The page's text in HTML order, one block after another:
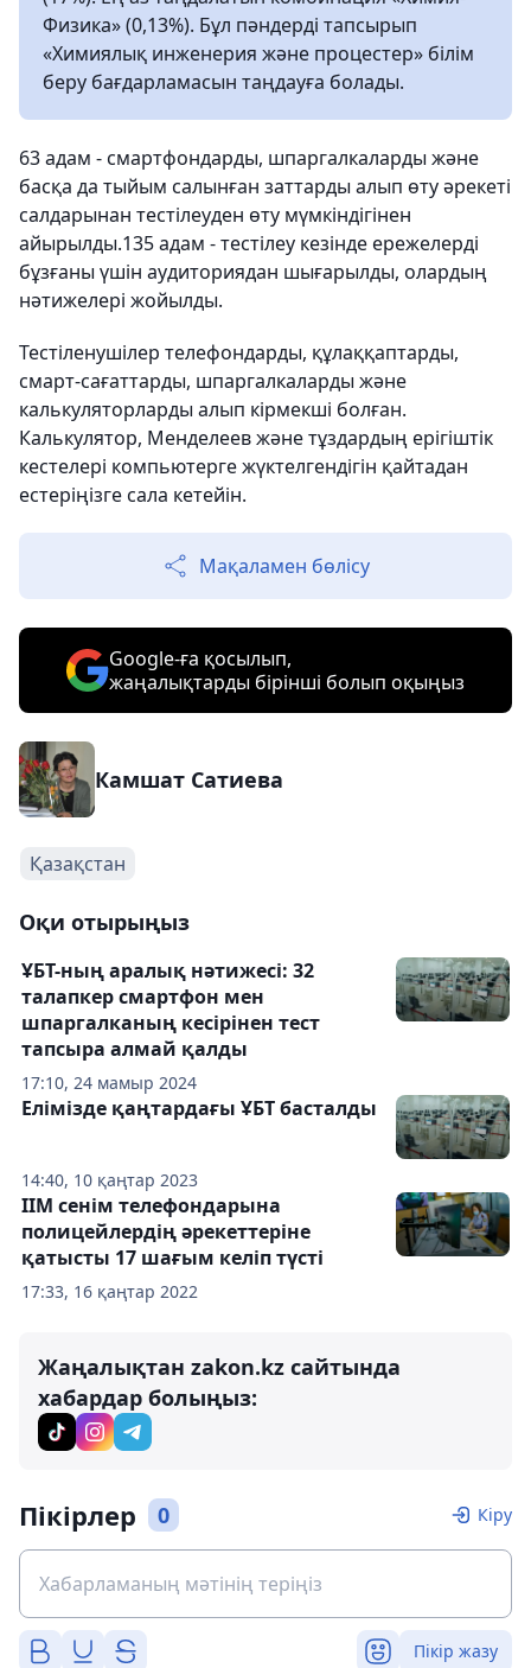
Физика» (0,13%). Бұл пәндерді тапсырып
«Химиялық инженерия және процестер» білім
беру бағдарламасын таңдауға болады.
63 адам - смартфондарды, шпаргалкаларды және
басқа да тыйым салынған заттарды алып өту әрекеті
салдарынан тестілеуден өту мүмкіндігінен
айырылды.135 адам - тестілеу кезінде ережелерді
бұзғаны үшін аудиториядан шығарылды, олардың
нәтижелері жойылды.
Тестіленушілер телефондарды, құлаққаптарды,
смарт-сағаттарды, шпаргалкаларды және
калькуляторларды алып кірмекші болған.
Калькулятор, Менделеев және тұздардың ерігіштік
кестелері компьютерге жүктелгендігін қайтадан
естеріңізге сала кетейін.
Мақаламен бөлісу
Google-ға қосылып,
жаңалықтарды бірінші болып оқыңыз
Камшат Сатиева
Қазақстан
Оқи отырыңыз
17:10, 24 мамыр 2024
ҰБТ-ның аралық нәтижеcі: 32
талапкер смартфон мен
шпаргалканың кесірінен тест
тапсыра алмай қалды
14:40, 10 қаңтар 2023
Елімізде қаңтардағы ҰБТ басталды
17:33, 16 қаңтар 2022
ІІМ сенім телефондарына
полицейлердің әрекеттеріне
қатысты 17 шағым келіп түсті
Жаңалықтан zakon.kz сайтында
хабардар болыңыз:
Пікірлер 0 Кіру
Пікір жазу